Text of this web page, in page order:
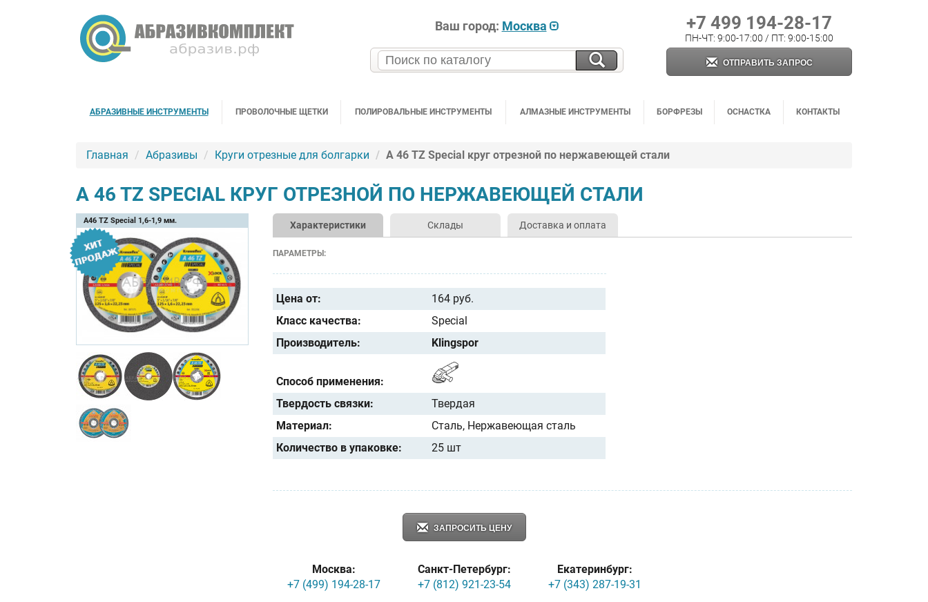
Ваш город: Москва +7 499 194-28-17
ПН-ЧТ: 9:00-17:00 / ПТ: 9:00-15:00
ОТПРАВИТЬ ЗАПРОС
АБРАЗИВНЫЕ ИНСТРУМЕНТЫ ПРОВОЛОЧНЫЕ ЩЕТКИ ПОЛИРОВАЛЬНЫЕ ИНСТРУМЕНТЫ АЛМАЗНЫЕ ИНСТРУМЕНТЫ БОРФРЕЗЫ ОСНАСТКА КОНТАКТЫ
Главная Абразивы Круги отрезные для болгарки A 46 TZ Special круг отрезной по нержавеющей стали
A 46 TZ SPECIAL КРУГ ОТРЕЗНОЙ ПО НЕРЖАВЕЮЩЕЙ СТАЛИ
A46 TZ Special 1,6-1,9 мм. Характеристики Склады Доставка и оплата
ПАРАМЕТРЫ:
Цена от:
164 руб.
Класс качества:
Special
Производитель:
Klingspor
Способ применения:
Твердость связки:
Твердая
Материал:
Сталь, Нержавеющая сталь
Количество в упаковке:
25 шт
ЗАПРОСИТЬ ЦЕНУ
Москва:
+7 (499) 194-28-17
Санкт-Петербург:
+7 (812) 921-23-54
Екатеринбург:
+7 (343) 287-19-31